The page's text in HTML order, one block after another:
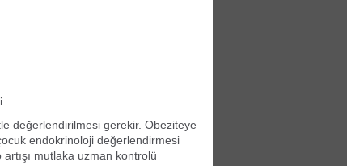
değerlendirilmesi gerekir. Obeziteye
endokrinoloji değerlendirmesi
mutlaka uzman kontrolü